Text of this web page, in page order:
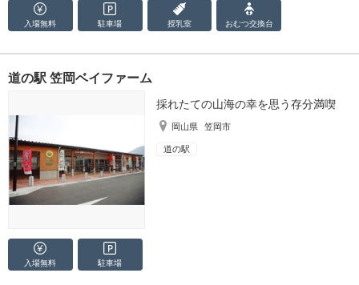
入場無料 駐車場 授乳室 おむつ交換台
道の駅 笠岡ベイファーム
採れたての山海の幸を思う存分満喫
岡山県 笠岡市
道の駅
入場無料 駐車場